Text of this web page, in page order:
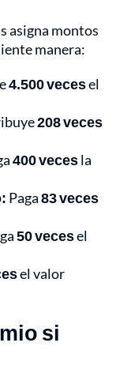
asigna montos
manera:
4.500 vecesel
208 veces
400 vecesla
Paga83 veces
50 vecesel
el valor
si